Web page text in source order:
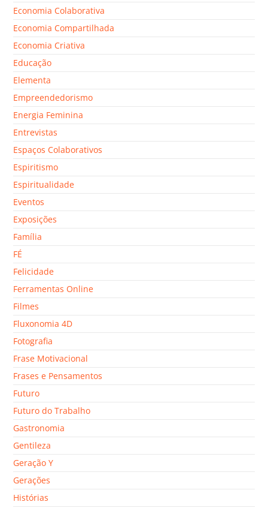
Economia Colaborativa
Economia Compartilhada
Economia Criativa
Educação
Elementa
Empreendedorismo
Energia Feminina
Entrevistas
Espaços Colaborativos
Espiritismo
Espiritualidade
Eventos
Exposições
Família
FÉ
Felicidade
Ferramentas Online
Filmes
Fluxonomia 4D
Fotografia
Frase Motivacional
Frases e Pensamentos
Futuro
Futuro do Trabalho
Gastronomia
Gentileza
Geração Y
Gerações
Histórias